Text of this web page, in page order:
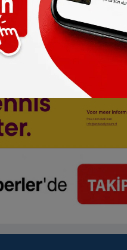
karar